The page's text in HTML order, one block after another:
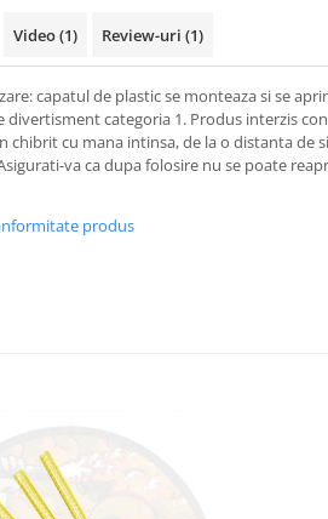
Video(1) Review-uri (1)
capatul de plastic se monteaza si se
divertisment categoria 1. Produs interzis
chibrit cu mana intinsa, de la o distanta de
va ca dupa folosire nu se poate
produs